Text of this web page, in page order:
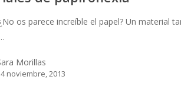
os parece increíble el papel? Un material
Morillas
noviembre, 2013